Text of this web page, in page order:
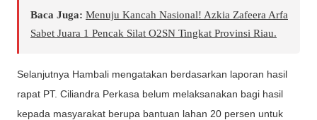
Baca Juga: Menuju Kancah Nasional! Azkia Zafeera Arfa
Sabet Juara 1 Pencak Silat O2SN Tingkat Provinsi Riau.
Selanjutnya Hambali mengatakan berdasarkan laporan hasil
rapat PT. Ciliandra Perkasa belum melaksanakan bagi hasil
kepada masyarakat berupa bantuan lahan 20 persen untuk